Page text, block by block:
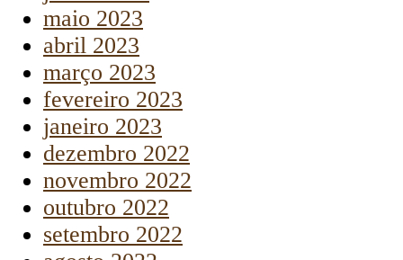
maio 2023
abril 2023
março 2023
fevereiro 2023
janeiro 2023
dezembro 2022
novembro 2022
outubro 2022
setembro 2022